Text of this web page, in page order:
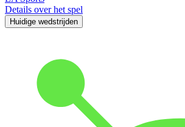
Details over het spel
Huidige wedstrijden